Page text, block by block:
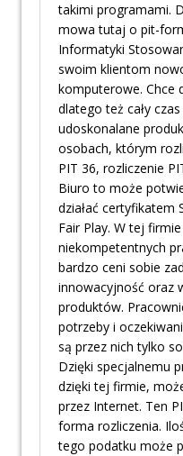
takimi programami.
mowa tutaj o pit-
Informatyki
swoim klientom
komputerowe. Chce
dlatego też cały
udoskonalane
osobach, którym
PIT 36, rozliczenie
Biuro to może
działać certyfikatem
Fair Play. W tej
niekompetentnych
bardzo ceni sobie
innowacyjność oraz
produktów.
potrzeby i
są przez nich tylko
Dzięki specjalnemu
dzięki tej firmie,
przez Internet. Ten
forma rozliczenia.
tego podatku może